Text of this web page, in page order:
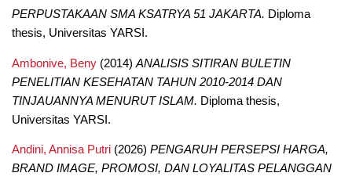
PERPUSTAKAAN SMA KSATRYA 51 JAKARTA. Diploma
thesis, Universitas YARSI.
Ambonive, Beny(2014) ANALISIS SITIRAN BULETIN
PENELITIAN KESEHATAN TAHUN 2010-2014 DAN
TINJAUANNYA MENURUT ISLAM. Diploma thesis,
Universitas YARSI.
Andini, Annisa Putri(2026) PENGARUH PERSEPSI HARGA,
BRAND IMAGE, PROMOSI, DAN LOYALITAS PELANGGAN